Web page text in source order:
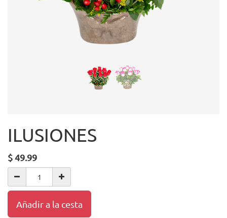
ILUSIONES
$49.99
Añadir a la cesta